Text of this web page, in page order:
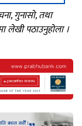
गुनासो, तथा
लेखी पठाउनुहोला ।